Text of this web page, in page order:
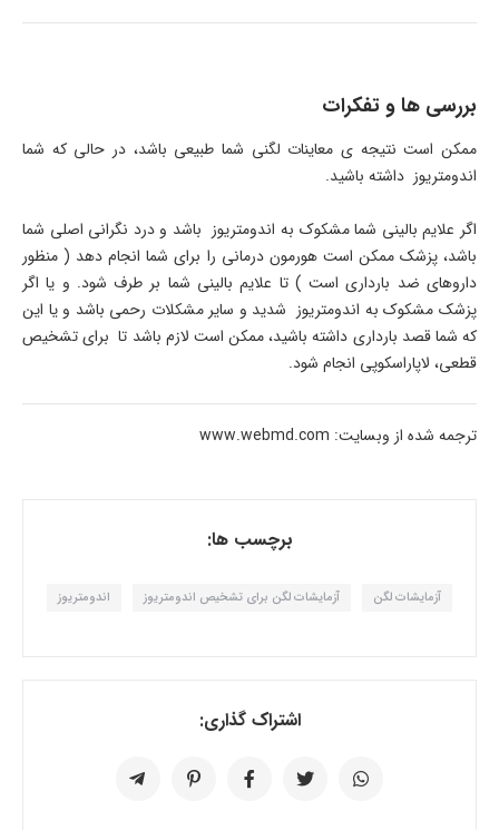
بررسی ها و تفکرات
ممکن است نتیجه ی معاینات لگنی شما طبیعی باشد، در حالی که شما
اندومتریوز داشته باشید.
اگر علایم بالینی شما مشکوک به اندومتریوز باشد و درد نگرانی اصلی شما
باشد، پزشک ممکن است هورمون درمانی را برای شما انجام دهد ( منظور
داروهای ضد بارداری است ) تا علایم بالینی شما بر طرف شود. و یا اگر
پزشک مشکوک به اندومتریوز شدید و سایر مشکلات رحمی باشد و یا این
که شما قصد بارداری داشته باشید، ممکن است لازم باشد تا برای تشخیص
قطعی، لاپاراسکوپی انجام شود.
ترجمه شده از وبسایت: www.webmd.com
برچسب ها:
آزمایشات لگن آزمایشات لگن برای تشخیص اندومتریوز اندومتریوز
اشتراک گذاری: